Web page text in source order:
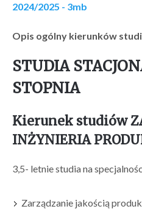
2024/2025 - 3mb
Opis ogólny kierunków
STUDIA
STOPNIA
Kierunek studiów
INŻYNIERIA
3,5- letnie studia na
Zarządzanie jakością